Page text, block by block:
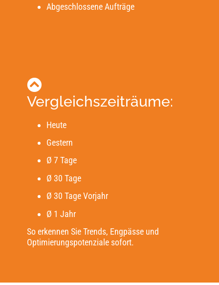
Abgeschlossene Aufträge
Vergleichszeiträume:
Heute
Gestern
Ø 7 Tage
Ø 30 Tage
Ø 30 Tage Vorjahr
Ø 1 Jahr
So erkennen Sie Trends, Engpässe und
Optimierungspotenziale sofort.